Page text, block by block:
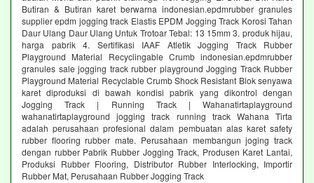
Butiran & Butiran karet berwarna indonesian.epdmrubber granules
supplier epdm jogging track Elastis EPDM Jogging Track Korosi Tahan
Daur Ulang Daur Ulang Untuk Trotoar Tebal: 13 15mm 3. produk hijau,
harga pabrik 4. Sertifikasi IAAF Atletik Jogging Track Rubber
Playground Material Recyclingable Crumb indonesian.epdmrubber
granules sale jogging track rubber playground Jogging Track Rubber
Playground Material Recyclable Crumb Shock Resistant Blok senyawa
karet diproduksi di bawah kondisi pabrik yang dikontrol dengan
Jogging Track | Running Track | Wahanatirtaplayground
wahanatirtaplayground jogging track running track Wahana Tirta
adalah perusahaan profesional dalam pembuatan alas karet safety
rubber flooring rubber mate. Perusahaan membangun joging track
dengan rubber Pabrik Rubber Jogging Track, Produsen Karet Lantai,
Produksi Rubber Flooring, Distributor Rubber Interlocking, Importir
Rubber Mat, Perusahaan Rubber Jogging Track